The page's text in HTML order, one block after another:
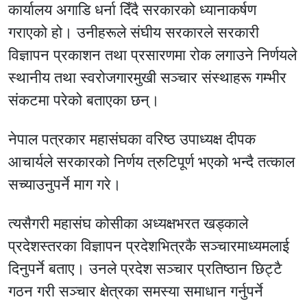
कार्यालय अगाडि धर्ना दिँदै सरकारको ध्यानाकर्षण
गराएको हो। उनीहरूले संघीय सरकारले सरकारी
विज्ञापन प्रकाशन तथा प्रसारणमा रोक लगाउने निर्णयले
स्थानीय तथा स्वरोजगारमुखी सञ्चार संस्थाहरू गम्भीर
संकटमा परेको बताएका छन्।
नेपाल पत्रकार महासंघका वरिष्ठ उपाध्यक्ष दीपक
आचार्यले सरकारको निर्णय त्रुटिपूर्ण भएको भन्दै तत्काल
सच्याउनुपर्ने माग गरे।
त्यसैगरी महासंघ कोसीका अध्यक्षभरत खड्काले
प्रदेशस्तरका विज्ञापन प्रदेशभित्रकै सञ्चारमाध्यमलाई
दिनुपर्ने बताए। उनले प्रदेश सञ्चार प्रतिष्ठान छिट्टै
गठन गरी सञ्चार क्षेत्रका समस्या समाधान गर्नुपर्ने